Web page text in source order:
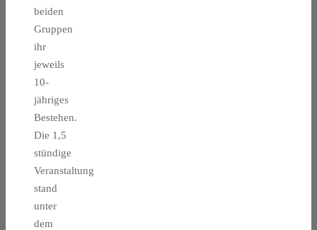
beiden
Gruppen
ihr
jeweils
10-
jähriges
Bestehen.
Die 1,5
stündige
Veranstaltung
stand
unter
dem